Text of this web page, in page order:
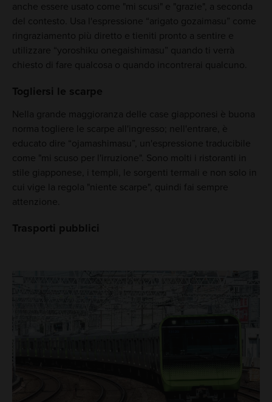
anche essere usato come "mi scusi" e "grazie", a seconda
del contesto. Usa l'espressione “arigato gozaimasu” come
ringraziamento più diretto e tieniti pronto a sentire e
utilizzare “yoroshiku onegaishimasu” quando ti verrà
chiesto di fare qualcosa o quando incontrerai qualcuno.
Togliersi le scarpe
Nella grande maggioranza delle case giapponesi è buona
norma togliere le scarpe all'ingresso; nell'entrare, è
educato dire “ojamashimasu”, un'espressione traducibile
come "mi scuso per l'irruzione". Sono molti i ristoranti in
stile giapponese, i templi, le sorgenti termali e non solo in
cui vige la regola "niente scarpe", quindi fai sempre
attenzione.
Trasporti pubblici